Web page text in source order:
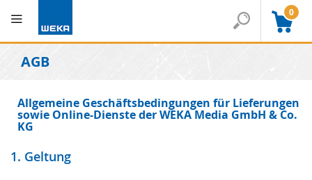
0
AGB
Allgemeine Geschäftsbedingungen für Lieferungen
sowie Online-Dienste der WEKA Media GmbH & Co.
KG
1. Geltung